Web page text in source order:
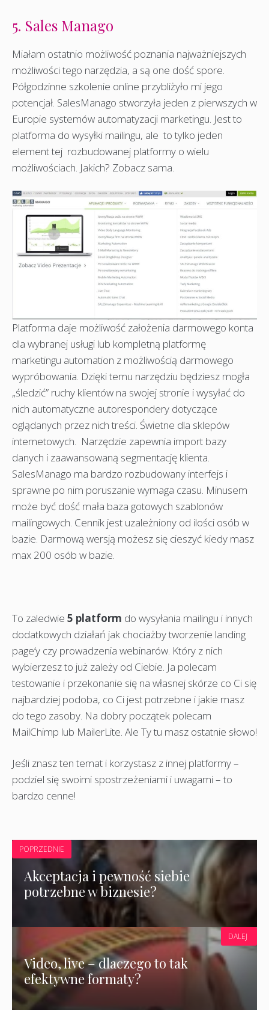
5. Sales Manago
Miałam ostatnio możliwość poznania najważniejszych
możliwości tego narzędzia, a są one dość spore.
Półgodzinne szkolenie online przybliżyło mi jego
potencjał. SalesManago stworzyła jeden z pierwszych w
Europie systemów automatyzacji marketingu. Jest to
platforma do wysyłki mailingu, ale to tylko jeden
element tej rozbudowanej platformy o wielu
możliwościach. Jakich? Zobacz sama.
Platforma daje możliwość założenia darmowego konta
dla wybranej usługi lub kompletną platformę
marketingu automation z możliwością darmowego
wypróbowania. Dzięki temu narzędziu będziesz mogła
„śledzić” ruchy klientów na swojej stronie i wysyłać do
nich automatyczne autorespondery dotyczące
oglądanych przez nich treści. Świetne dla sklepów
internetowych. Narzędzie zapewnia import bazy
danych i zaawansowaną segmentację klienta.
SalesManago ma bardzo rozbudowany interfejs i
sprawne po nim poruszanie wymaga czasu. Minusem
może być dość mała baza gotowych szablonów
mailingowych. Cennik jest uzależniony od ilości osób w
bazie. Darmową wersją możesz się cieszyć kiedy masz
max 200 osób w bazie.
To zaledwie 5 platform do wysyłania mailingu i innych
dodatkowych działań jak chociażby tworzenie landing
page’y czy prowadzenia webinarów. Który z nich
wybierzesz to już zależy od Ciebie. Ja polecam
testowanie i przekonanie się na własnej skórze co Ci się
najbardziej podoba, co Ci jest potrzebne i jakie masz
do tego zasoby. Na dobry początek polecam
MailChimp lub MailerLite. Ale Ty tu masz ostatnie słowo!
Jeśli znasz ten temat i korzystasz z innej platformy –
podziel się swoimi spostrzeżeniami i uwagami – to
bardzo cenne!
POPRZEDNIE
Akceptacja i pewność siebie
potrzebne w biznesie?
Video, live – dlaczego to tak
efektywne formaty?
DALEJ